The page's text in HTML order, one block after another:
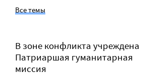
Все темы
В зоне конфликта учреждена
Патриаршая гуманитарная
миссия